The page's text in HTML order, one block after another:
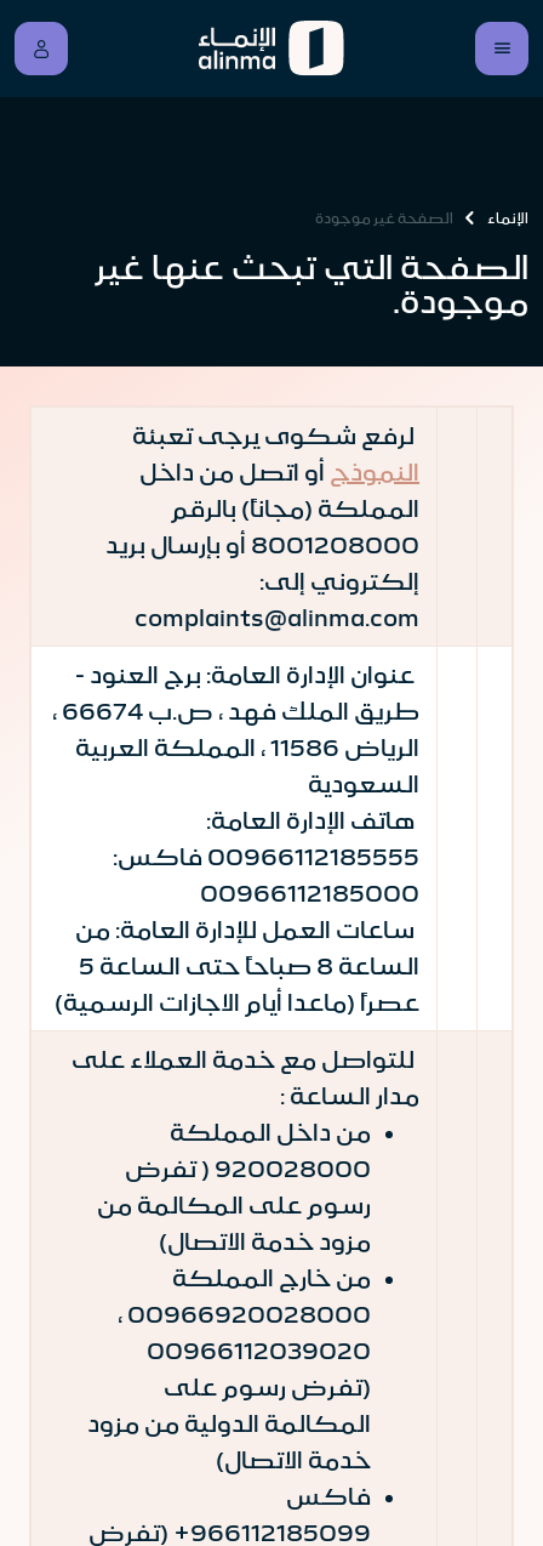
الإنماء الصفحة غير موجودة
الصفحة التي تبحث عنها غير
موجودة.
لرفع شكوى يرجى تعبئة
النموذج أو اتصل من داخل
المملكة (مجاناً) بالرقم
8001208000 أو بإرسال بريد
إلكتروني إلى:
complaints@alinma.com
عنوان الإدارة العامة: برج العنود -
طريق الملك فهد ، ص.ب 66674 ،
الرياض 11586 ، المملكة العربية
السعودية
هاتف الإدارة العامة:
00966112185555 فاكس:
00966112185000
ساعات العمل للإدارة العامة: من
الساعة 8 صباحاً حتى الساعة 5
عصراً (ماعدا أيام الاجازات الرسمية)
للتواصل مع خدمة العملاء على
مدار الساعة :
من داخل المملكة
920028000 ( تفرض
رسوم على المكالمة من
مزود خدمة الاتصال)
من خارج المملكة
00966920028000 ،
00966112039020
(تفرض رسوم على
المكالمة الدولية من مزود
خدمة الاتصال)
فاكس
966112185099+ (تفرض